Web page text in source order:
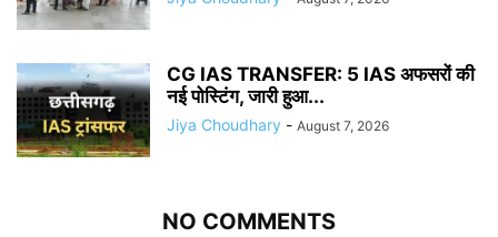
CG IAS TRANSFER: 5 IAS अफसरों की
नई पोस्टिंग, जारी हुआ...
Jiya Choudhary - August 7, 2026
NO COMMENTS